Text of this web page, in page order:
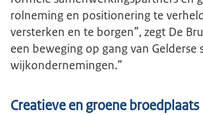
rolneming en positionering te
versterken en te borgen”, zegt De
een beweging op gang van Gelderse
wijkondernemingen.”
Creatieve en groene broedplaats